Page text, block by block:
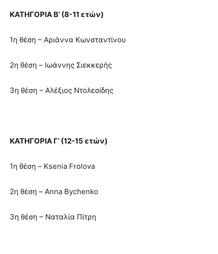
ΚΑΤΗΓΟΡΙΑ Β’ (8-11 ετών)
1η θέση – Αριάννα Κωνσταντίνου
2η θέση – Ιωάννης Σιεκκερής
3η θέση – Αλέξιος Ντολεσίδης
ΚΑΤΗΓΟΡΙΑ Γ’ (12-15 ετών)
1η θέση – Ksenia Frolova
2η θέση – Anna Bychenko
3η θέση – Ναταλία Πίτρη